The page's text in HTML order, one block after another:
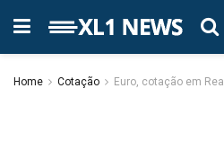
Home Cotação Euro, cotação em Real